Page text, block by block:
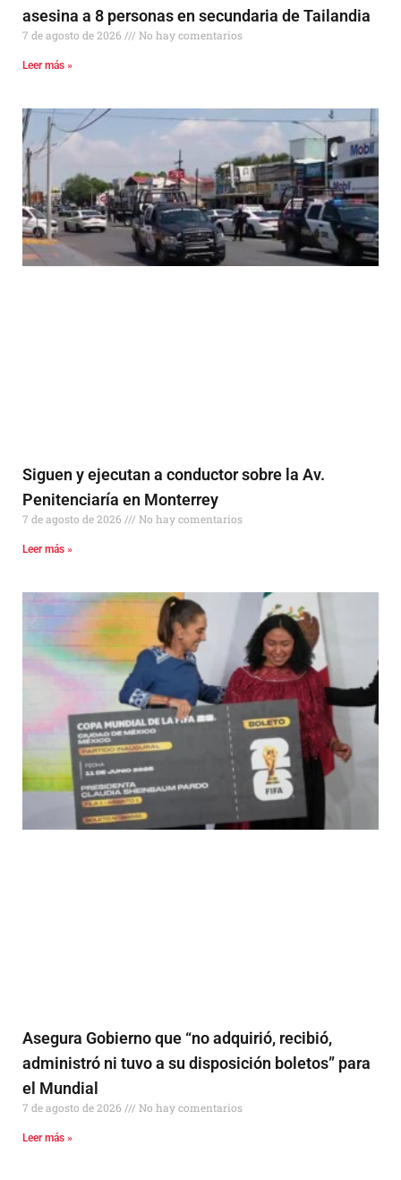
asesina a 8 personas en secundaria de Tailandia
7 de agosto de 2026 No hay comentarios
Leer más »
Siguen y ejecutan a conductor sobre la Av.
Penitenciaría en Monterrey
7 de agosto de 2026 No hay comentarios
Leer más »
Asegura Gobierno que “no adquirió, recibió,
administró ni tuvo a su disposición boletos” para
el Mundial
7 de agosto de 2026 No hay comentarios
Leer más »